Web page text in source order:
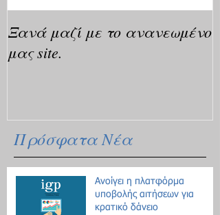
Πρόσφατα Νέα
Ξανά μαζί με το ανανεωμένο
μας site.
Ανοίγει η πλατφόρμα
υποβολής αιτήσεων για
κρατικό δάνειο